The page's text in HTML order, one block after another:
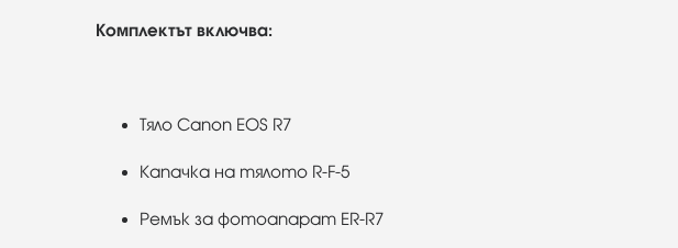
Комплектът включва:
Тяло Canon EOS R7
Капачка на тялото R-F-5
Ремък за фотоапарат ER-R7